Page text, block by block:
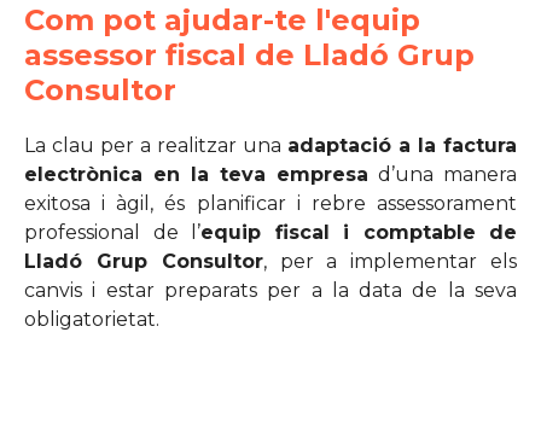
Com pot ajudar-te l'equip
assessor fiscal de Lladó Grup
Consultor
La clau per a realitzar una adaptació a la factura
electrònica en la teva empresa d’una manera
exitosa i àgil, és planificar i rebre assessorament
professional de l’equip fiscal i comptable de
Lladó Grup Consultor, per a implementar els
canvis i estar preparats per a la data de la seva
obligatorietat.